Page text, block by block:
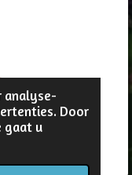
analyse-
Door
gaat u